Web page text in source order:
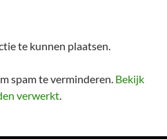
te kunnen plaatsen.
spam te verminderen. Bekijk
verwerkt